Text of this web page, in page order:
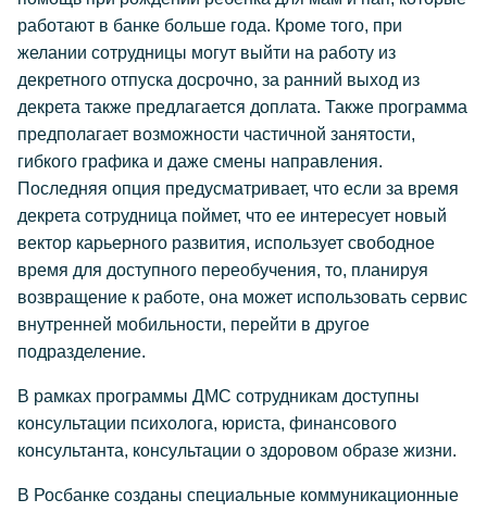
работают в банке больше года. Кроме того, при
желании сотрудницы могут выйти на работу из
декретного отпуска досрочно, за ранний выход из
декрета также предлагается доплата. Также программа
предполагает возможности частичной занятости,
гибкого графика и даже смены направления.
Последняя опция предусматривает, что если за время
декрета сотрудница поймет, что ее интересует новый
вектор карьерного развития, использует свободное
время для доступного переобучения, то, планируя
возвращение к работе, она может использовать сервис
внутренней мобильности, перейти в другое
подразделение.
В рамках программы ДМС сотрудникам доступны
консультации психолога, юриста, финансового
консультанта, консультации о здоровом образе жизни.
В Росбанке созданы специальные коммуникационные